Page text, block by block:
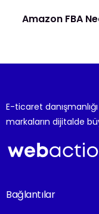
Amazon FBA
E-ticaret
markaların dijitalde
Bağlantılar